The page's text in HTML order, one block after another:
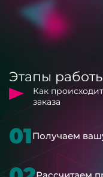
Этапы
Как
заказа
01Получаем